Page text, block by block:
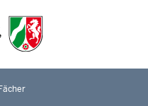
Inhalt